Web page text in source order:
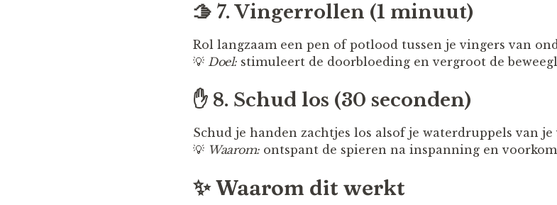
🫱 7. Vingerrollen (1 minuut)
Rol langzaam een pen of potlood tussen je vingers van
💡 Doel:stimuleert de doorbloeding en vergroot de
✋ 8. Schud los (30 seconden)
Schud je handen zachtjes los alsof je waterdruppels van
💡 Waarom:ontspant de spieren na inspanning en
✨ Waarom dit werkt